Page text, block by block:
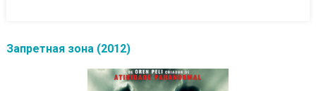
Запретная зона (2012)